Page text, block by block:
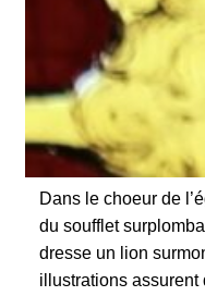
Dans le choeur de
du soufflet
dresse un lion
illustrations